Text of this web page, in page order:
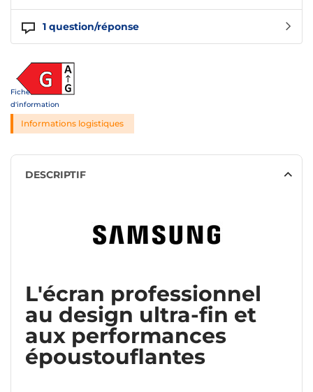
1 question/réponse
Fiche
d'information
Informations logistiques
DESCRIPTIF
L'écran professionnel
au design ultra-fin et
aux performances
époustouflantes